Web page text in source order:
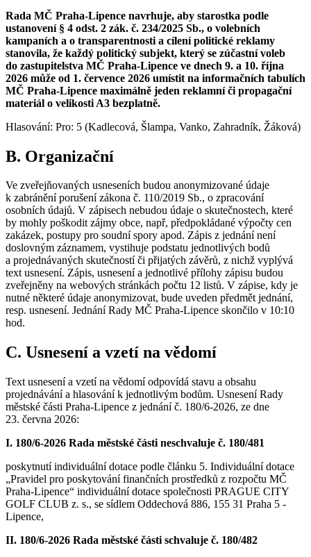
Rada MČ Praha-Lipence navrhuje, aby starostka podle
ustanovení § 4 odst. 2 zák. č. 234/2025 Sb., o volebních
kampaních a o transparentnosti a cílení politické reklamy
stanovila, že každý politický subjekt, který se zúčastní voleb
do zastupitelstva MČ Praha-Lipence ve dnech 9. a 10. října
2026 může od 1. července 2026 umístit na informačních tabulích
MČ Praha-Lipence maximálně jeden reklamní či propagační
materiál o velikosti A3 bezplatně.
Hlasování: Pro: 5 (Kadlecová, Šlampa, Vanko, Zahradník, Žáková)
B. Organizační
Ve zveřejňovaných usneseních budou anonymizované údaje
k zabránění porušení zákona č. 110/2019 Sb., o zpracování
osobních údajů. V zápisech nebudou údaje o skutečnostech, které
by mohly poškodit zájmy obce, např, předpokládané výpočty cen
zakázek, postupy pro soudní spory apod. Zápis z jednání není
doslovným záznamem, vystihuje podstatu jednotlivých bodů
a projednávaných skutečností či přijatých závěrů, z nichž vyplývá
text usnesení. Zápis, usnesení a jednotlivé přílohy zápisu budou
zveřejněny na webových stránkách počtu 12 listů. V zápise, kdy je
nutné některé údaje anonymizovat, bude uveden předmět jednání,
resp. usnesení. Jednání Rady MČ Praha-Lipence skončilo v 10:10
hod.
C. Usnesení a vzetí na vědomí
Text usnesení a vzetí na vědomí odpovídá stavu a obsahu
projednávání a hlasování k jednotlivým bodům. Usnesení Rady
městské části Praha-Lipence z jednání č. 180/6-2026, ze dne
23. června 2026:
I. 180/6-2026 Rada městské části neschvaluje č. 180/481
poskytnutí individuální dotace podle článku 5. Individuální dotace
„Pravidel pro poskytování finančních prostředků z rozpočtu MČ
Praha-Lipence“ individuální dotace společnosti PRAGUE CITY
GOLF CLUB z. s., se sídlem Oddechová 886, 155 31 Praha 5 -
Lipence,
II. 180/6-2026 Rada městské části schvaluje č. 180/482